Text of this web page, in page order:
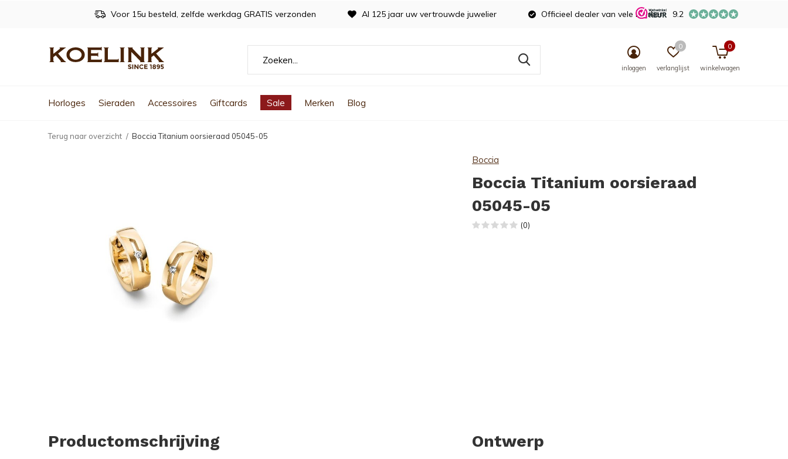
Horloges Sieraden Accessoires Giftcards Sale Merken Blog
inloggen verlanglijst
0
winkelwagen
0
Voor 15u besteld, zelfde werkdag GRATIS verzonden Al 125 jaar uw vertrouwde juwelier Officieel dealer van vele merken 9.2
Terug naar overzicht Boccia Titanium oorsieraad 05045-05
Boccia
Boccia Titanium oorsieraad
05045-05
(0)
Productomschrijving Ontwerp